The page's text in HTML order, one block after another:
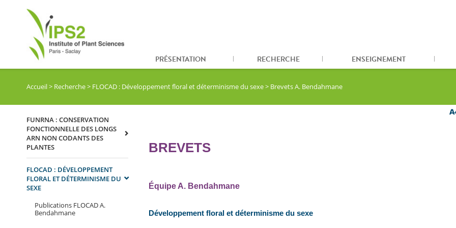
PRÉSENTATION RECHERCHE ENSEIGNEMENT
Accueil> Recherche> FLOCAD : Développement floral et déterminisme du sexe> Brevets A. Bendahmane
BREVETS
Équipe A. Bendahmane
Développement floral et déterminisme du sexe
FUNRNA : CONSERVATION
FONCTIONNELLE DES LONGS
ARN NON CODANTS DES
PLANTES
FLOCAD : DÉVELOPPEMENT
FLORAL ET DÉTERMINISME DU
SEXE
Publications FLOCAD A.
Bendahmane